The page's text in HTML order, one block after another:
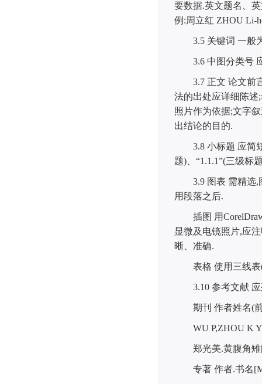
要数据.英文题名、
例 :周立红 ZHOU Li-
3.5 关键词 一般
3.6 中图分类号
3.7 正文 论文前
法的出处应详细陈述;
照片作为依据;文字
出结论的目的.
3.8小标题 应简
题) 、“1.1.1”(三级标
3.9 图表 需精选,
用段落之后.
插图 用
显微及电镜照片,应
晰、准确.
表格 使用三线表
3.10参考文献
期刊 作者姓名(
WU P,ZHOU K
郑光美.黄腹角雉
专著 作者.书名